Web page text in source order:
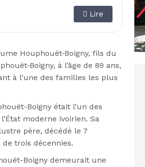
Lire
Houphouët‑Boigny, fils du
à l’âge de 89 ans,
à l’une des familles les plus
Boigny était l’un des
moderne ivoirien. Sa
père, décédé le 7
trois décennies.
Boigny demeurait une